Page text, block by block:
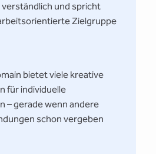
und spricht
Zielgruppe
bietet viele kreative
für individuelle
– gerade wenn andere
schon vergeben